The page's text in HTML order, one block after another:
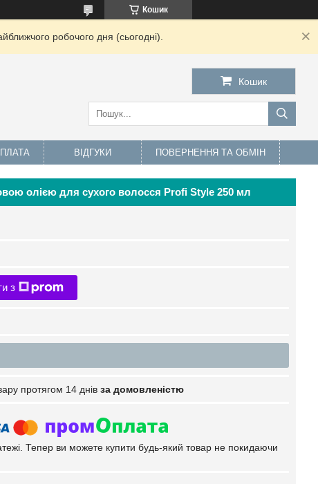
Кошик
робочого дня (сьогодні).
Кошик
ВІДГУКИ ПОВЕРНЕННЯ ТА ОБМІН
олією для сухого волосся Profi Style 250 мл
з
протягом 14 днів за домовленістю
Тепер ви можете купити будь-який товар не покидаючи